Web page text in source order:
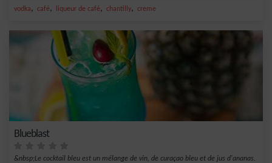
vodka, café, liqueur de café, chantilly, creme
Blueblast
&nbsp;Le cocktail bleu est un mélange de vin, de curaçao bleu et de jus d'ananas.